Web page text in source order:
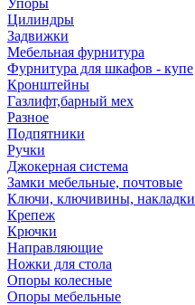
Упоры
Цилиндры
Задвижки
Мебельная фурнитура
Фурнитура для шкафов - купе
Кронштейны
Газлифт,барный мех
Разное
Подпятники
Ручки
Джокерная система
Замки мебельные, почтовые
Ключи, ключивины, накладки
Крепеж
Крючки
Направляющие
Ножки для стола
Опоры колесные
Опоры мебельные